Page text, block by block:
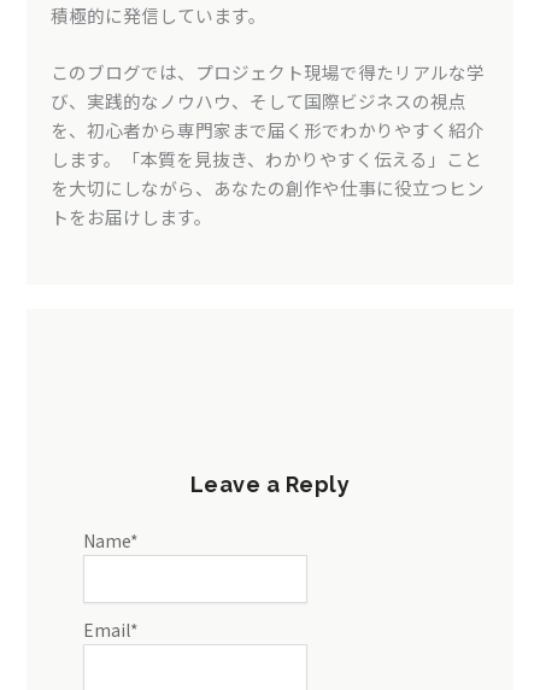
積極的に発信しています。
このブログでは、プロジェクト現場で得たリアルな学
び、実践的なノウハウ、そして国際ビジネスの視点
を、初心者から専門家まで届く形でわかりやすく紹介
します。「本質を見抜き、わかりやすく伝える」こと
を大切にしながら、あなたの創作や仕事に役立つヒン
トをお届けします。
Leave a Reply
Name*
Email*